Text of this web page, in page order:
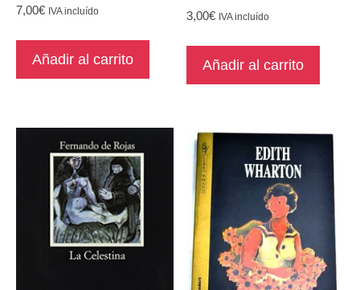
7,00€ IVA incluído
Añadir al carrito
3,00€ IVA incluído
Añadir al carrito